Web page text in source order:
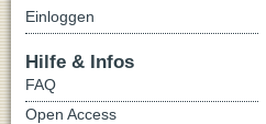
Einloggen
Hilfe & Infos
FAQ
Open Access